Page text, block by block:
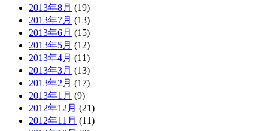
2013年8月 (19)
2013年7月 (13)
2013年6月 (15)
2013年5月 (12)
2013年4月 (11)
2013年3月 (13)
2013年2月 (17)
2013年1月 (9)
2012年12月 (21)
2012年11月 (11)